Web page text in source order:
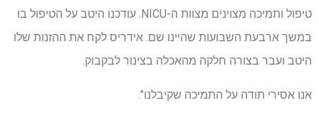
טיפול ותמיכה מצוינים מצוות ה-NICU. עודכנו היטב על הטיפול בו
במשך ארבעת השבועות שהיינו שם. אידריס לקח את ההזנות שלו
היטב ועבר בצורה חלקה מהאכלה בצינור לבקבוק.
אנו אסירי תודה על התמיכה שקיבלנו".